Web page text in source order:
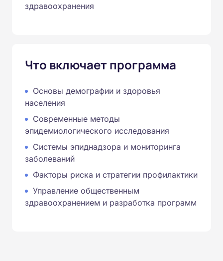
здравоохранения
Что включает программа
Основы демографии и здоровья
населения
Современные методы
эпидемиологического исследования
Системы эпиднадзора и мониторинга
заболеваний
Факторы риска и стратегии профилактики
Управление общественным
здравоохранением и разработка программ